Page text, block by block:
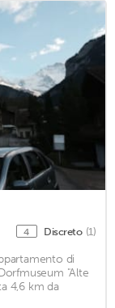
4 Discreto (1)
di
"Alte
4,6 km da